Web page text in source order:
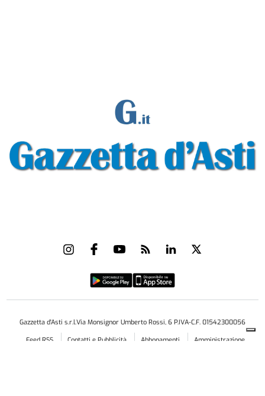
Gazzetta d'Asti s.r.l.Via Monsignor Umberto Rossi, 6 P.IVA-C.F. 01542300056
Feed RSS
Contatti e Pubblicità Abbonamenti
Amministrazione